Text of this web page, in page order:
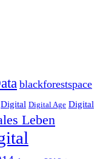
blackforestspace
Digital Digital Age Digital
Leben